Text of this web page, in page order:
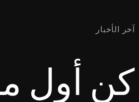
الْمَحَبَّةُ تَتَأَنَّى وَتَرْفُقُ. الْمَحَبَّةُ لاَ
تَحْسِدُ. الْمَحَبَّةُ لاَ تَتَفَاخَرُ، وَلاَ تَنْتَفِخُ،
آخر الأخبار
كن أول